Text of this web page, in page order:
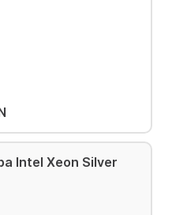
Intel Xeon Silver